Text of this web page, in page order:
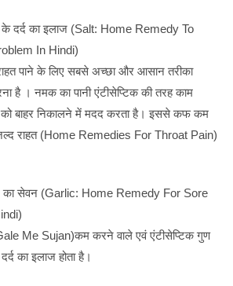
दर्द का इलाज (Salt: Home Remedy To
In Hindi)
पाने के लिए सबसे अच्छा और आसान तरीका
है । नमक का पानी एंटीसेप्टिक की तरह काम
बाहर निकालने में मदद करता है। इससे कफ कम
राहत (Home Remedies For Throat Pain)
का सेवन (Garlic: Home Remedy For Sore
Me Sujan)कम करने वाले एवं एंटीसेप्टिक गुण
का इलाज होता है।